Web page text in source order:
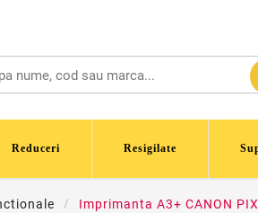
Reduceri Resigilate
Imprimanta A3+ CANON